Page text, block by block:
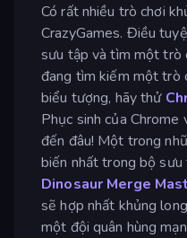
Có rất nhiều trò chơi
CrazyGames. Điều
sưu tập và tìm một trò
đang tìm kiếm một trò
biểu tượng, hãy thử
Phục sinh của
đến đâu! Một trong
biến nhất trong bộ
Dinosaur Merge
sẽ hợp nhất khủng
một đội quân hùng